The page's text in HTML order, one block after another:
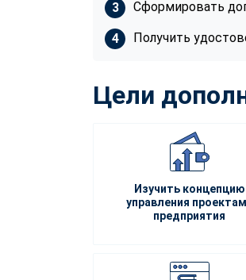
Сформировать
Получить
Цели
Изучить концепцию
управления
предприятия